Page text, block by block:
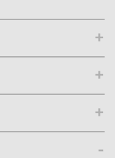
+
+
+
-